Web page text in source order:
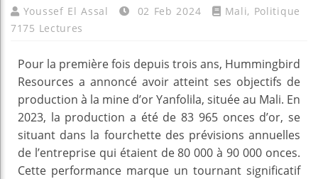
Youssef El Assal 02 Feb 2024 Mali, Politique
7175 Lectures
Pour la première fois depuis trois ans, Hummingbird
Resources a annoncé avoir atteint ses objectifs de
production à la mine d’or Yanfolila, située au Mali. En
2023, la production a été de 83 965 onces d’or, se
situant dans la fourchette des prévisions annuelles
de l’entreprise qui étaient de 80 000 à 90 000 onces.
Cette performance marque un tournant significatif